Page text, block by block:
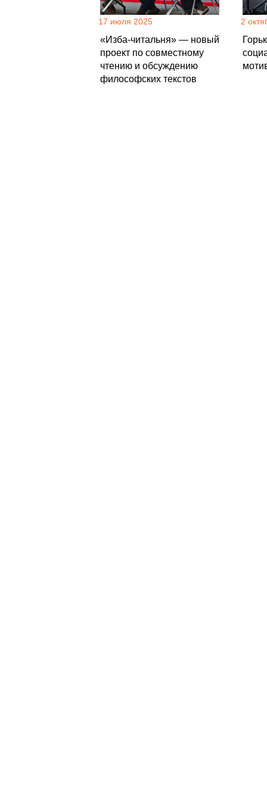
17 июля 2025
«Изба-читальня» — новый
проект по совместному
чтению и обсуждению
философских текстов
2